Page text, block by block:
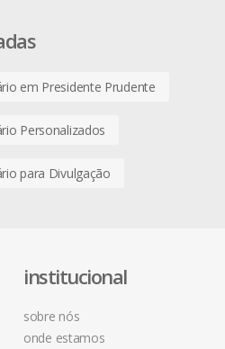
em Presidente Prudente
Personalizados
para Divulgação
institucional
sobre nós
onde estamos